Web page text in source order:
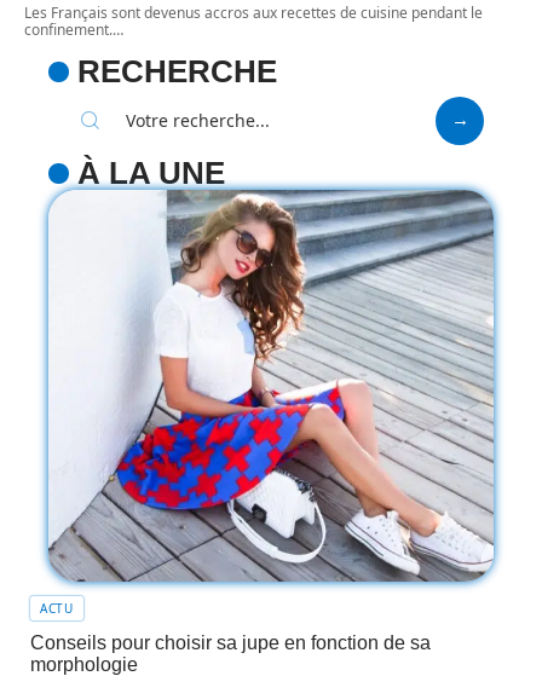
Les Français sont devenus accros aux recettes de cuisine pendant le
confinement.…
RECHERCHE
À LA UNE
ACTU
Conseils pour choisir sa jupe en fonction de sa
morphologie